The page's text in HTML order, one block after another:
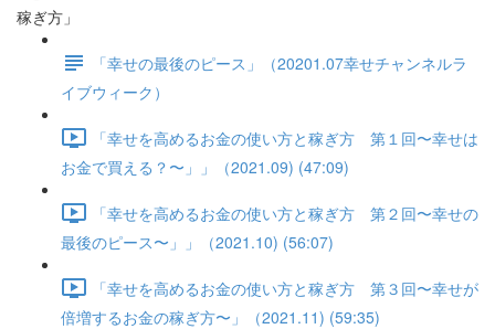
稼ぎ方」
「幸せの最後のピース」（20201.07幸せチャンネルラ
イブウィーク）
「幸せを高めるお金の使い方と稼ぎ方 第１回〜幸せは
お金で買える？〜」」（2021.09) (47:09)
「幸せを高めるお金の使い方と稼ぎ方 第２回〜幸せの
最後のピース〜」」（2021.10) (56:07)
「幸せを高めるお金の使い方と稼ぎ方 第３回〜幸せが
倍増するお金の稼ぎ方〜」（2021.11) (59:35)